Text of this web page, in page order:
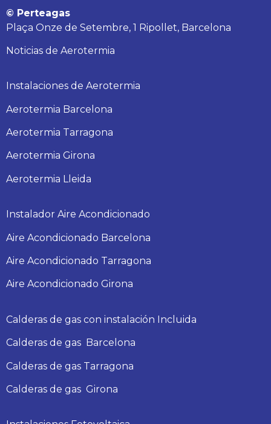
© Perteagas
Plaça Onze de Setembre, 1 Ripollet, Barcelona
Noticias de Aerotermia
Instalaciones de Aerotermia
Aerotermia Barcelona
Aerotermia Tarragona
Aerotermia Girona
Aerotermia Lleida
Instalador Aire Acondicionado
Aire Acondicionado Barcelona
Aire Acondicionado Tarragona
Aire Acondicionado Girona
Calderas de gas con instalación Incluida
Calderas de gas Barcelona
Calderas de gas Tarragona
Calderas de gas Girona